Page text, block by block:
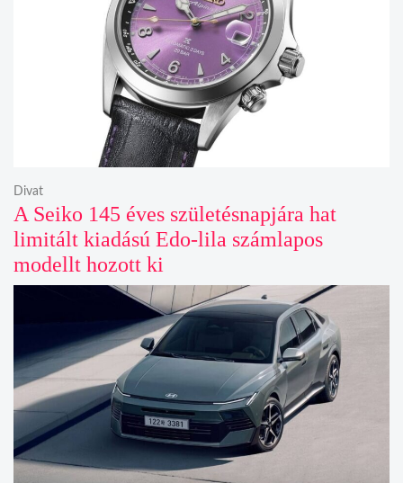
A Seiko 145 éves születésnapjára hat
limitált kiadású Edo-lila számlapos
modellt hozott ki
Divat